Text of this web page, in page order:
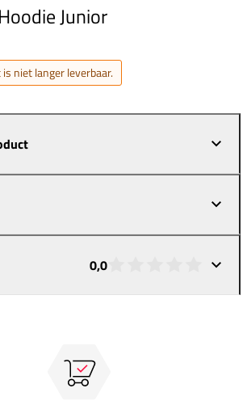
Junior
niet langer leverbaar.
0,0